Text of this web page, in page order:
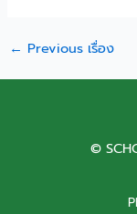
← Previous เรื่อง
©